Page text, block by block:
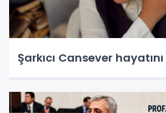
Şarkıcı Cansever